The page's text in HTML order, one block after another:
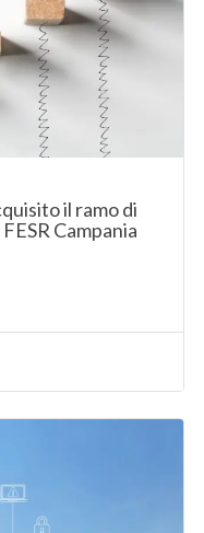
il ramo di
Campania